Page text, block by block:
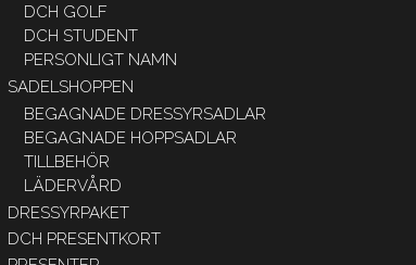
DCH GOLF
DCH STUDENT
PERSONLIGT NAMN
SADELSHOPPEN
BEGAGNADE DRESSYRSADLAR
BEGAGNADE HOPPSADLAR
TILLBEHÖR
LÄDERVÅRD
DRESSYRPAKET
DCH PRESENTKORT